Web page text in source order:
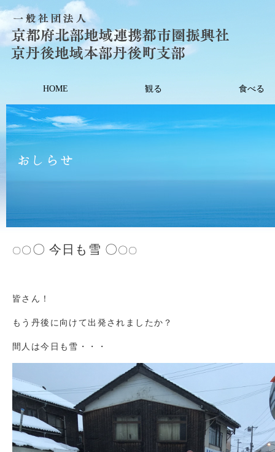
HOME 観る 食べる
〇〇 〇 今日も雪 〇〇 〇
皆さん！
もう丹後に向けて出発されましたか？
間人は今日も雪・・・